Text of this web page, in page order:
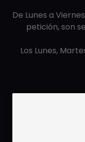
De Lunes a
petición, son
Los Lunes,